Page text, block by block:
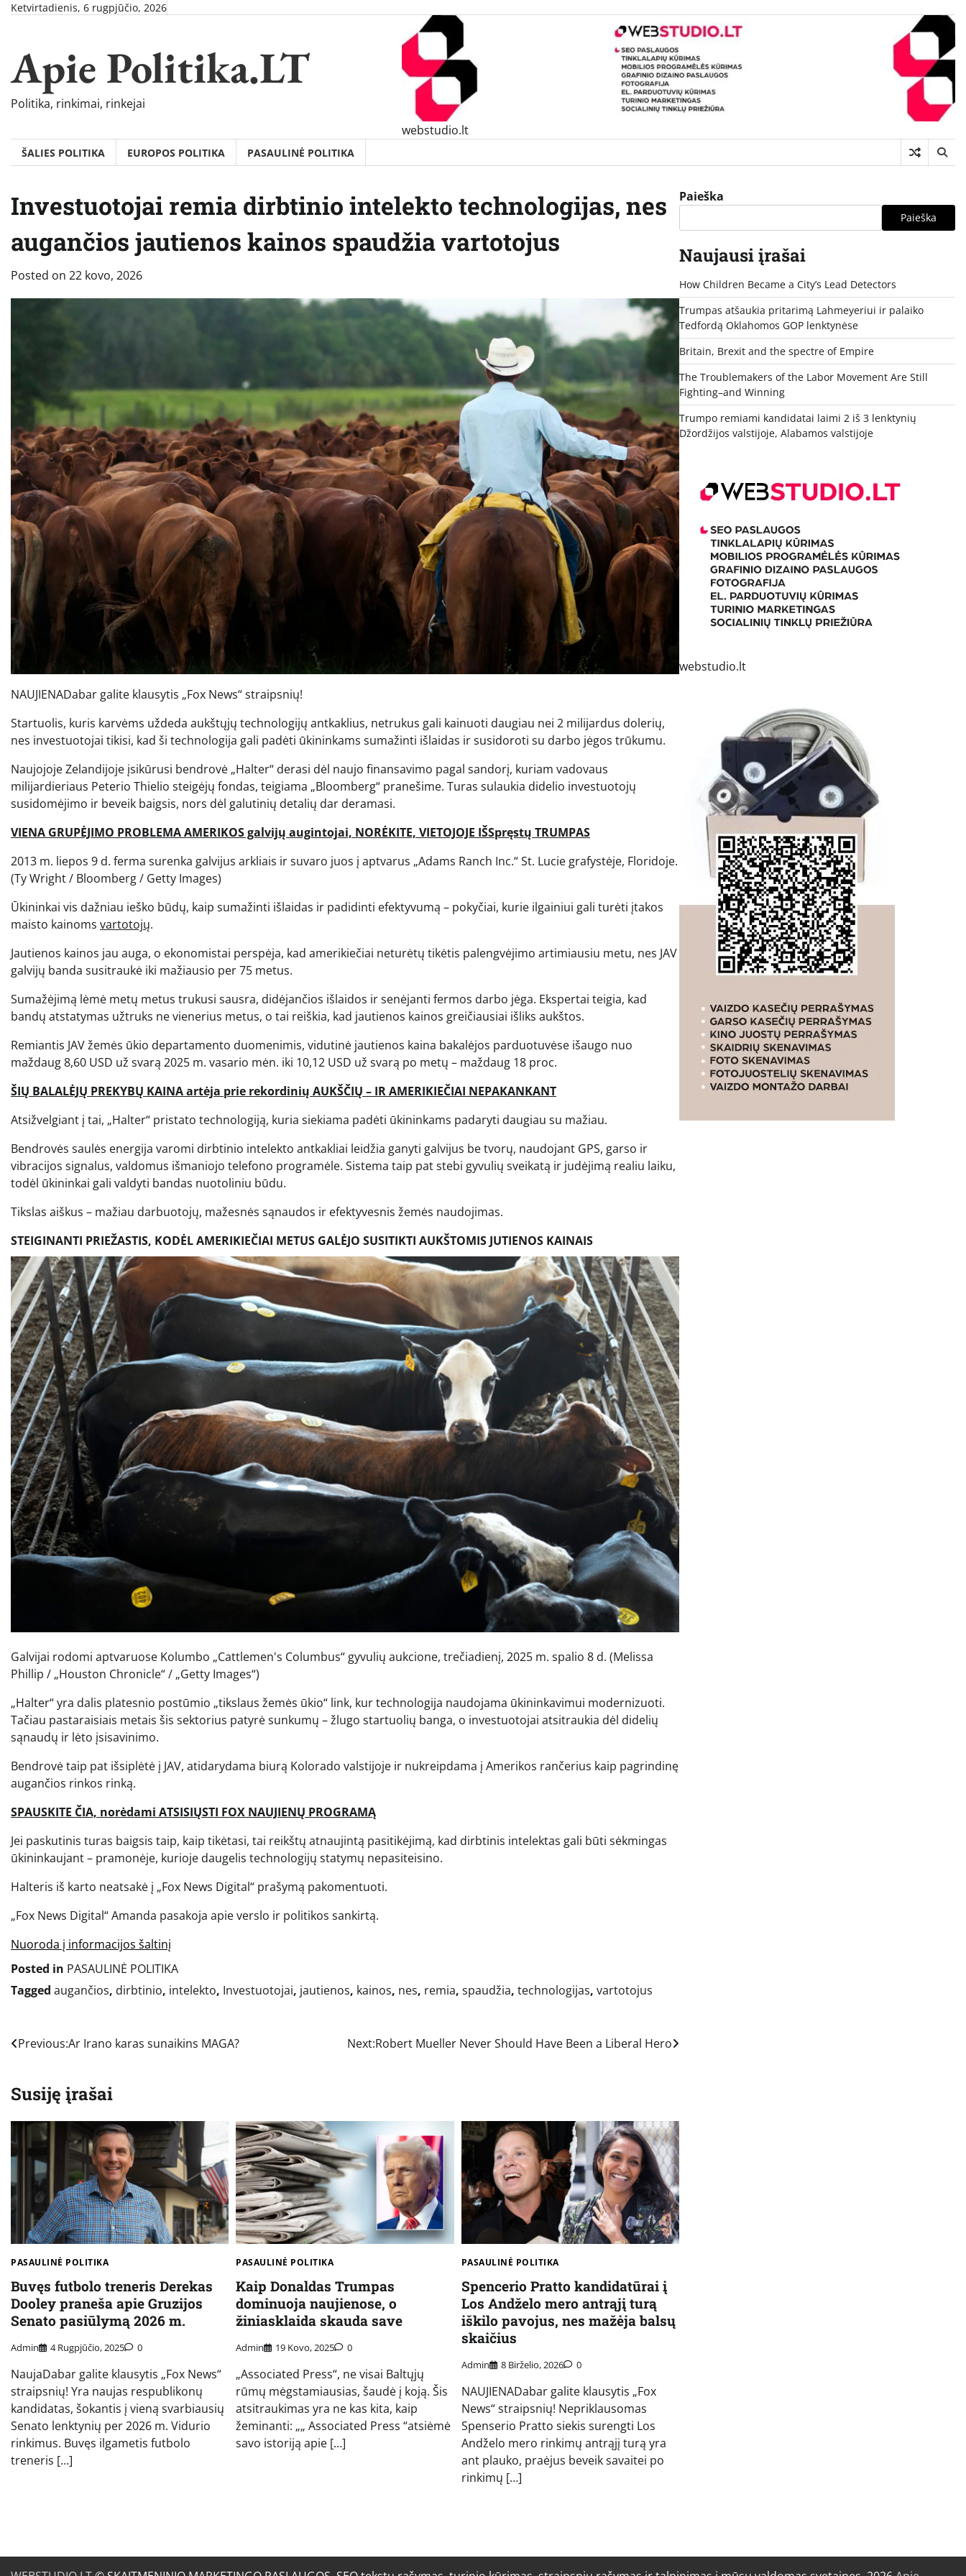
SkipKetvirtadienis, 6 rugpjūčio, 2026
Apie Politika.LT
Politika, rinkimai, rinkejai
webstudio.lt
ŠALIES POLITIKA EUROPOS POLITIKA PASAULINĖ POLITIKA
Investuotojai remia dirbtinio intelekto technologijas, nes
augančios jautienos kainos spaudžia vartotojus
Posted on 22 kovo, 2026
NAUJIENADabar galite klausytis „Fox News“ straipsnių!
Startuolis, kuris karvėms uždeda aukštųjų technologijų antkaklius, netrukus gali kainuoti daugiau nei 2 milijardus dolerių,
nes investuotojai tikisi, kad ši technologija gali padėti ūkininkams sumažinti išlaidas ir susidoroti su darbo jėgos trūkumu.
Naujojoje Zelandijoje įsikūrusi bendrovė „Halter“ derasi dėl naujo finansavimo pagal sandorį, kuriam vadovaus
milijardieriaus Peterio Thielio steigėjų fondas, teigiama „Bloomberg“ pranešime. Turas sulaukia didelio investuotojų
susidomėjimo ir beveik baigsis, nors dėl galutinių detalių dar deramasi.
VIENA GRUPĖJIMO PROBLEMA AMERIKOS galvijų augintojai, NORĖKITE, VIETOJOJE IŠSpręstų TRUMPAS
2013 m. liepos 9 d. ferma surenka galvijus arkliais ir suvaro juos į aptvarus „Adams Ranch Inc.“ St. Lucie grafystėje, Floridoje.
(Ty Wright / Bloomberg / Getty Images)
Ūkininkai vis dažniau ieško būdų, kaip sumažinti išlaidas ir padidinti efektyvumą – pokyčiai, kurie ilgainiui gali turėti įtakos
maisto kainoms vartotojų.
Jautienos kainos jau auga, o ekonomistai perspėja, kad amerikiečiai neturėtų tikėtis palengvėjimo artimiausiu metu, nes JAV
galvijų banda susitraukė iki mažiausio per 75 metus.
Sumažėjimą lėmė metų metus trukusi sausra, didėjančios išlaidos ir senėjanti fermos darbo jėga. Ekspertai teigia, kad
bandų atstatymas užtruks ne vienerius metus, o tai reiškia, kad jautienos kainos greičiausiai išliks aukštos.
Remiantis JAV žemės ūkio departamento duomenimis, vidutinė jautienos kaina bakalėjos parduotuvėse išaugo nuo
maždaug 8,60 USD už svarą 2025 m. vasario mėn. iki 10,12 USD už svarą po metų – maždaug 18 proc.
ŠIŲ BALALĖJŲ PREKYBŲ KAINA artėja prie rekordinių AUKŠČIŲ – IR AMERIKIEČIAI NEPAKANKANT
Atsižvelgiant į tai, „Halter“ pristato technologiją, kuria siekiama padėti ūkininkams padaryti daugiau su mažiau.
Bendrovės saulės energija varomi dirbtinio intelekto antkakliai leidžia ganyti galvijus be tvorų, naudojant GPS, garso ir
vibracijos signalus, valdomus išmaniojo telefono programėle. Sistema taip pat stebi gyvulių sveikatą ir judėjimą realiu laiku,
todėl ūkininkai gali valdyti bandas nuotoliniu būdu.
Tikslas aiškus – mažiau darbuotojų, mažesnės sąnaudos ir efektyvesnis žemės naudojimas.
STEIGINANTI PRIEŽASTIS, KODĖL AMERIKIEČIAI METUS GALĖJO SUSITIKTI AUKŠTOMIS JUTIENOS KAINAIS
Galvijai rodomi aptvaruose Kolumbo „Cattlemen's Columbus“ gyvulių aukcione, trečiadienį, 2025 m. spalio 8 d. (Melissa
Phillip / „Houston Chronicle“ / „Getty Images“)
„Halter“ yra dalis platesnio postūmio „tikslaus žemės ūkio“ link, kur technologija naudojama ūkininkavimui modernizuoti.
Tačiau pastaraisiais metais šis sektorius patyrė sunkumų – žlugo startuolių banga, o investuotojai atsitraukia dėl didelių
sąnaudų ir lėto įsisavinimo.
Bendrovė taip pat išsiplėtė į JAV, atidarydama biurą Kolorado valstijoje ir nukreipdama į Amerikos rančerius kaip pagrindinę
augančios rinkos rinką.
SPAUSKITE ČIA, norėdami ATSISIŲSTI FOX NAUJIENŲ PROGRAMĄ
Jei paskutinis turas baigsis taip, kaip tikėtasi, tai reikštų atnaujintą pasitikėjimą, kad dirbtinis intelektas gali būti sėkmingas
ūkininkaujant – pramonėje, kurioje daugelis technologijų statymų nepasiteisino.
Halteris iš karto neatsakė į „Fox News Digital“ prašymą pakomentuoti.
„Fox News Digital“ Amanda pasakoja apie verslo ir politikos sankirtą.
Nuoroda į informacijos šaltinį
Posted in PASAULINĖ POLITIKA
Tagged augančios, dirbtinio, intelekto, Investuotojai, jautienos, kainos, nes, remia, spaudžia, technologijas, vartotojus
Navigacija
įrašų
Previous:Ar Irano karas sunaikins MAGA? Next:Robert Mueller Never Should Have Been a Liberal Hero
Susiję įrašai
PASAULINĖ POLITIKA
Buvęs futbolo treneris Derekas
Dooley praneša apie Gruzijos
Senato pasiūlymą 2026 m.
Admin 4 Rugpjūčio, 2025 0
NaujaDabar galite klausytis „Fox News“
straipsnių! Yra naujas respublikonų
kandidatas, šokantis į vieną svarbiausių
Senato lenktynių per 2026 m. Vidurio
rinkimus. Buvęs ilgametis futbolo
treneris […]
PASAULINĖ POLITIKA
Kaip Donaldas Trumpas
dominuoja naujienose, o
žiniasklaida skauda save
Admin 19 Kovo, 2025 0
„Associated Press“, ne visai Baltųjų
rūmų mėgstamiausias, šaudė į koją. Šis
atsitraukimas yra ne kas kita, kaip
žeminanti: „„ Associated Press “atsiėmė
savo istoriją apie […]
PASAULINĖ POLITIKA
Spencerio Pratto kandidatūrai į
Los Andželo mero antrąjį turą
iškilo pavojus, nes mažėja balsų
skaičius
Admin 8 Birželio, 2026 0
NAUJIENADabar galite klausytis „Fox
News“ straipsnių! Nepriklausomas
Spenserio Pratto siekis surengti Los
Andželo mero rinkimų antrąjį turą yra
ant plauko, praėjus beveik savaitei po
rinkimų […]
Paieška
Paieška
Naujausi įrašai
How Children Became a City’s Lead Detectors
Trumpas atšaukia pritarimą Lahmeyeriui ir palaiko
Tedfordą Oklahomos GOP lenktynėse
Britain, Brexit and the spectre of Empire
The Troublemakers of the Labor Movement Are Still
Fighting–and Winning
Trumpo remiami kandidatai laimi 2 iš 3 lenktynių
Džordžijos valstijoje, Alabamos valstijoje
webstudio.lt